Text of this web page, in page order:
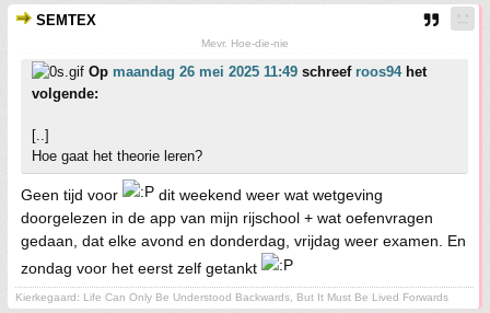
SEMTEX
Mevr. Hoe-die-nie
Op maandag 26 mei 2025 11:49 schreef roos94het
volgende:
[..]
Hoe gaat het theorie leren?
Geen tijd voor
dit weekend weer wat wetgeving
doorgelezen in de app van mijn rijschool + wat oefenvragen
gedaan, dat elke avond en donderdag, vrijdag weer examen. En
zondag voor het eerst zelf getankt
Kierkegaard: Life Can Only Be Understood Backwards, But It Must Be Lived Forwards